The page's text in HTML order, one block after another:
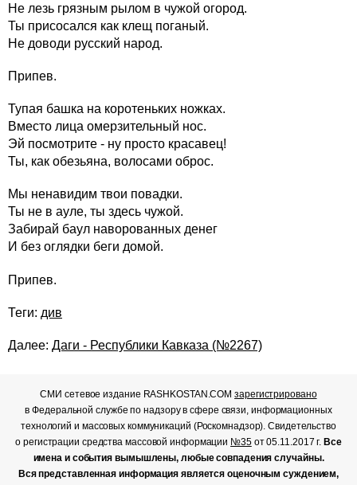
Не лезь грязным рылом в чужой огород.
Ты присосался как клещ поганый.
Не доводи русский народ.
Припев.
Тупая башка на коротеньких ножках.
Вместо лица омерзительный нос.
Эй посмотрите - ну просто красавец!
Ты, как обезьяна, волосами оброс.
Мы ненавидим твои повадки.
Ты не в ауле, ты здесь чужой.
Забирай баул наворованных денег
И без оглядки беги домой.
Припев.
Теги: див
Далее: Даги - Республики Кавказа (№2267)
СМИ сетевое издание RASHKOSTAN.COMзарегистрировано
в Федеральной службе по надзору в сфере связи, информационных
технологий и массовых коммуникаций (Роскомнадзор). Свидетельство
о регистрации средства массовой информации №35от 05.11.2017 г.Все
имена и события вымышлены, любые совпадения случайны.
Вся представленная информация является оценочным суждением,